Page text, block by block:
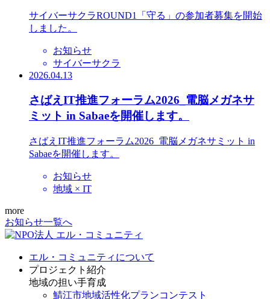
サイバーサクラROUND1「守る」の参加者募集を開始
しました。
お知らせ
サイバーサクラ
2026.04.13
さばえIT推進フォーラム2026_電脳メガネサ
ミット in Sabaeを開催します。
さばえIT推進フォーラム2026_電脳メガネサミット in
Sabaeを開催します。
お知らせ
地域 × IT
more
お知らせ一覧へ
エル・コミュニティについて
プロジェクト紹介
地域の担い手育成
鯖江市地域活性化プランコンテスト